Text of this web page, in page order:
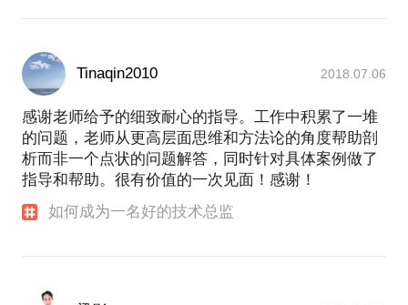
Tinaqin2010 2018.07.06
感谢老师给予的细致耐心的指导。工作中积累了一堆
的问题，老师从更高层面思维和方法论的角度帮助剖
析而非一个点状的问题解答，同时针对具体案例做了
指导和帮助。很有价值的一次见面！感谢！
如何成为一名好的技术总监